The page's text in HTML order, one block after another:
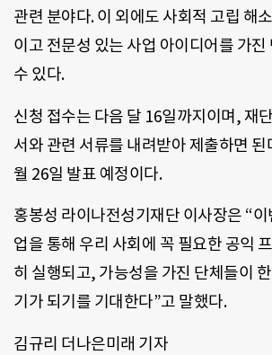
관련 분야다. 이 외에도 사회적 고립 해
이고 전문성 있는 사업 아이디어를 가
수 있다.
신청 접수는 다음 달 16일까지이며, 재
서와 관련 서류를 내려받아 제출하면 된
월 26일 발표 예정이다.
홍봉성 라이나전성기재단 이사장은 “
업을 통해 우리 사회에 꼭 필요한 공익
히 실행되고, 가능성을 가진 단체들이
기가 되기를 기대한다”고 말했다.
김규리 더나은미래 기자